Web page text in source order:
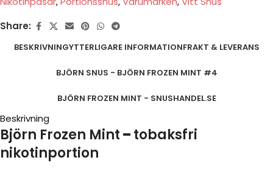
Share:
BESKRIVNINGYTTERLIGARE INFORMATIONFRAKT & LEVERANS
BJÖRN SNUS - BJÖRN FROZEN MINT #4
BJÖRN FROZEN MINT - SNUSHANDEL.SE
Beskrivning
Björn Frozen Mint–tobaksfri
nikotinportion